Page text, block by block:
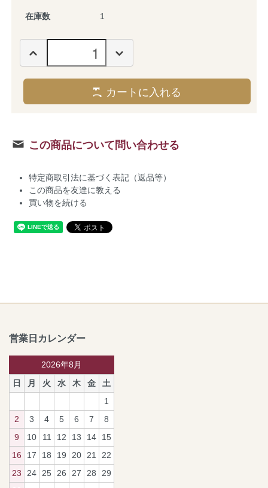
在庫数 1
カートに入れる
この商品について問い合わせる
特定商取引法に基づく表記（返品等）
この商品を友達に教える
買い物を続ける
営業日カレンダー
2026年8月
日
月 火 水 木 金
土
1
2
3 4 5 6 7
8
9
10 11 12 13 14
15
16
17 18 19 20 21
22
23
24 25 26 27 28
29